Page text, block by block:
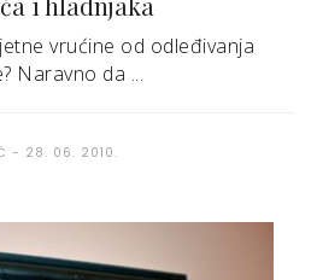
vrućine od odleđivanja
Naravno da ...
28. 06. 2010.